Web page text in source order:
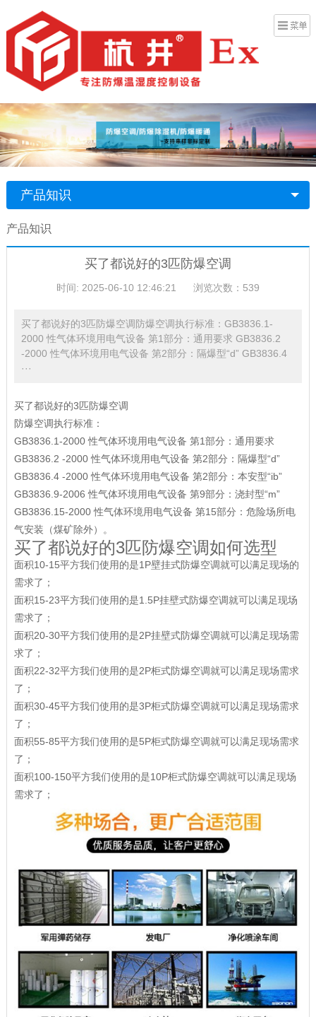
产品知识
产品知识
买了都说好的3匹防爆空调
时间: 2025-06-10 12:46:21 浏览次数：539
买了都说好的3匹防爆空调防爆空调执行标准：GB3836.1-
2000 性气体环境用电气设备 第1部分：通用要求 GB3836.2
-2000 性气体环境用电气设备 第2部分：隔爆型“d” GB3836.4
···
买了都说好的3匹防爆空调
防爆空调执行标准：
GB3836.1-2000 性气体环境用电气设备 第1部分：通用要求
GB3836.2 -2000 性气体环境用电气设备 第2部分：隔爆型“d”
GB3836.4 -2000 性气体环境用电气设备 第2部分：本安型“ib”
GB3836.9-2006 性气体环境用电气设备 第9部分：浇封型“m”
GB3836.15-2000 性气体环境用电气设备 第15部分：危险场所电
气安装（煤矿除外）。
买了都说好的3匹防爆空调如何选型
面积10-15平方我们使用的是1P壁挂式防爆空调就可以满足现场的
需求了；
面积15-23平方我们使用的是1.5P挂壁式防爆空调就可以满足现场
需求了；
面积20-30平方我们使用的是2P挂壁式防爆空调就可以满足现场需
求了；
面积22-32平方我们使用的是2P柜式防爆空调就可以满足现场需求
了；
面积30-45平方我们使用的是3P柜式防爆空调就可以满足现场需求
了；
面积55-85平方我们使用的是5P柜式防爆空调就可以满足现场需求
了；
面积100-150平方我们使用的是10P柜式防爆空调就可以满足现场
需求了；